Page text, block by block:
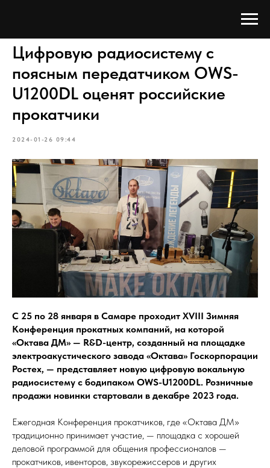
Цифровую радиосистему с
поясным передатчиком OWS-
U1200DL оценят российские
прокатчики
2024-01-26 09:44
С 25 по 28 января в Самаре проходит XVIII Зимняя
Конференция прокатных компаний, на которой
«Октава ДМ» — R&D-центр, созданный на площадке
электроакустического завода «Октава» Госкорпорации
Ростех, — представляет новую цифровую вокальную
радиосистему с бодипаком OWS-U1200DL. Розничные
продажи новинки стартовали в декабре 2023 года.
Ежегодная Конференция прокатчиков, где «Октава ДМ»
традиционно принимает участие, — площадка с хорошей
деловой программой для общения профессионалов —
прокатчиков, ивенторов, звукорежиссеров и других